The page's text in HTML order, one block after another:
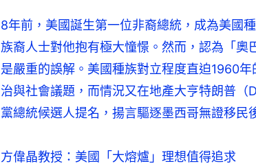
8年前，美國誕生第一位非裔總統，成為美國
族裔人士對他抱有極大憧憬。然而，認為「奧
是嚴重的誤解。美國種族對立程度直迫1960
治與社會議題，而情況又在地產大亨特朗普
黨總統候選人提名，揚言驅逐墨西哥無證移民
方偉晶教授：美國「大熔爐」理想值得追求